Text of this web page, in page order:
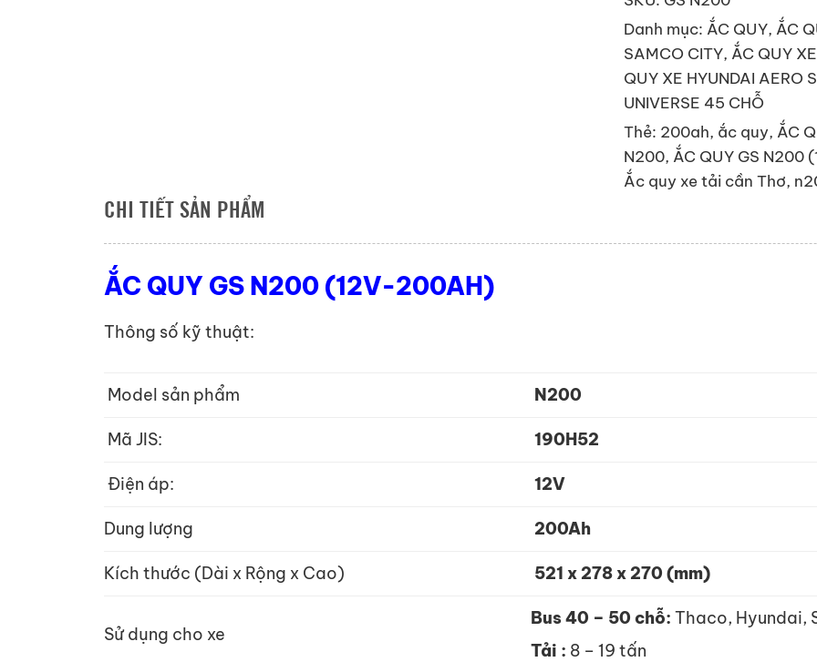
N200
(12V-
200AH)
số
Danh mục: ẮC QUY, ẮC
SAMCO CITY, ẮC QUY
QUY XE HYUNDAI AERO
UNIVERSE 45 CHỖ
Thẻ: 200ah, ắc quy, ẮC
N200, ẮC QUY GS N200
Ắc quy xe tải cần Thơ,
CHI TIẾT SẢN PHẨM
ẮC QUY GS N200 (12V-200AH)
Thông số kỹ thuật:
Model sản phẩm N200
Mã JIS: 190H52
Điện áp: 12V
Dung lượng 200Ah
Kích thước (Dài x Rộng x Cao) 521 x 278 x 270 (mm)
Sử dụng cho xe
Bus 40 – 50 chỗ: Thaco, Hyundai,
Tải : 8 – 19 tấn